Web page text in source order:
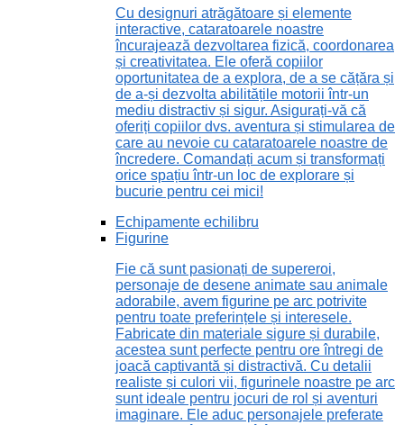
Cu designuri atrăgătoare și elemente
interactive, cataratoarele noastre
încurajează dezvoltarea fizică, coordonarea
și creativitatea. Ele oferă copiilor
oportunitatea de a explora, de a se cățăra și
de a-și dezvolta abilitățile motorii într-un
mediu distractiv și sigur. Asigurați-vă că
oferiți copiilor dvs. aventura și stimularea de
care au nevoie cu cataratoarele noastre de
încredere. Comandați acum și transformați
orice spațiu într-un loc de explorare și
bucurie pentru cei mici!
Echipamente echilibru
Figurine
Fie că sunt pasionați de supereroi,
personaje de desene animate sau animale
adorabile, avem figurine pe arc potrivite
pentru toate preferințele și interesele.
Fabricate din materiale sigure și durabile,
acestea sunt perfecte pentru ore întregi de
joacă captivantă și distractivă. Cu detalii
realiste și culori vii, figurinele noastre pe arc
sunt ideale pentru jocuri de rol și aventuri
imaginare. Ele aduc personajele preferate